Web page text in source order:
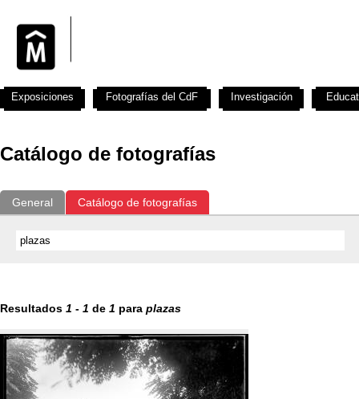
Catálogo de fotografías
General Catálogo de fotografías
Resultados 1 - 1 de 1 para plazas
Exposiciones Fotografías del CdF Investigación